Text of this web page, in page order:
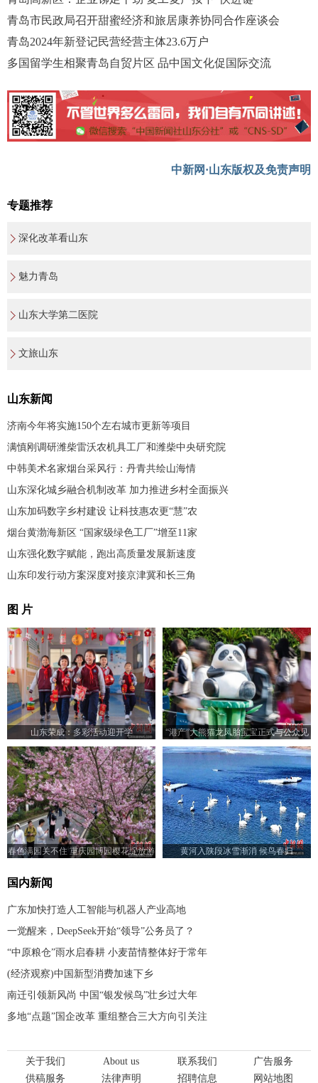
青岛市民政局召开甜蜜经济和旅居康养协同合作座谈会
青岛2024年新登记民营经营主体23.6万户
多国留学生相聚青岛自贸片区 品中国文化促国际交流
中新网·山东版权及免责声明
专题推荐
深化改革看山东
魅力青岛
山东大学第二医院
文旅山东
山东新闻
济南今年将实施150个左右城市更新等项目
满慎刚调研潍柴雷沃农机具工厂和潍柴中央研究院
中韩美术名家烟台采风行：丹青共绘山海情
山东深化城乡融合机制改革 加力推进乡村全面振兴
山东加码数字乡村建设 让科技惠农更“慧”农
烟台黄渤海新区 “国家级绿色工厂”增至11家
山东强化数字赋能，跑出高质量发展新速度
山东印发行动方案深度对接京津冀和长三角
图 片
山东荣成：多彩活动迎开学
“港产”大熊猫龙凤胎宝宝正式与公众见
面
春色满园关不住 重庆园博园樱花绽放游
黄河入陕段冰雪渐消 候鸟春归
国内新闻
广东加快打造人工智能与机器人产业高地
一觉醒来，DeepSeek开始“领导”公务员了？
“中原粮仓”雨水启春耕 小麦苗情整体好于常年
(经济观察)中国新型消费加速下乡
南迁引领新风尚 中国“银发候鸟”壮乡过大年
多地“点题”国企改革 重组整合三大方向引关注
关于我们 About us 联系我们
广告服务
供稿服务
法律声明 招聘信息 网站地图